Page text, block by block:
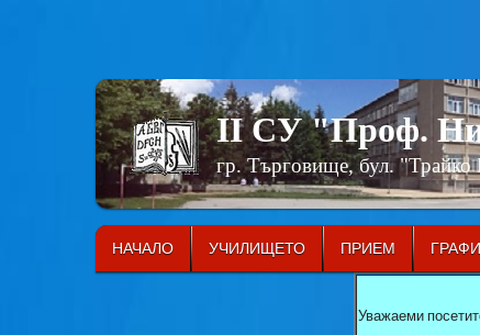
II СУ "Проф.
гр. Търговище, бул.
НАЧАЛО УЧИЛИЩЕТО ПРИЕМ
Уважаеми